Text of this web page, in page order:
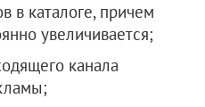
в каталоге, причем
увеличивается;
канала